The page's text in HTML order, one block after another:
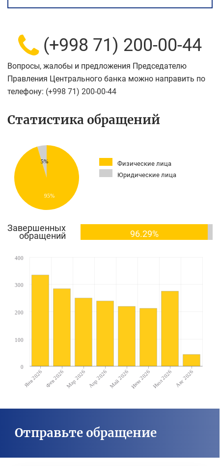
(+998 71) 200-00-44
Вопросы, жалобы и предложения Председателю
Правления Центрального банка можно направить по
телефону: (+998 71) 200-00-44
Статистика обращений
95%
5%
Физические лица
Юридические лица
Завершенных
обращений 96.29%
Янв 2026 Фев 2026 Мар 2026 Апр 2026 Май 2026 Июн 2026 Июл 2026 Авг 2026
0
100
200
300
400
Отправьте обращение